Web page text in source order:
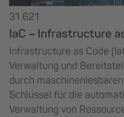
31 621
IaC – Infrastructure
Infrastructure as Code
Verwaltung und
durch
Schlüssel für die
Verwaltung von